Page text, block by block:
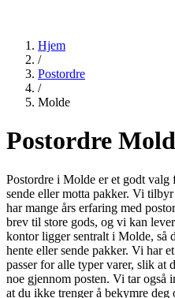
Hjem
/
Postordre
/
Molde
Postordre
Postordre i Molde er et godt valg
sende eller motta pakker. Vi
har mange års erfaring med
brev til store gods, og vi kan
kontor ligger sentralt i Molde, så
hente eller sende pakker. Vi har
passer for alle typer varer, slik at
noe gjennom posten. Vi tar også
at du ikke trenger å bekymre